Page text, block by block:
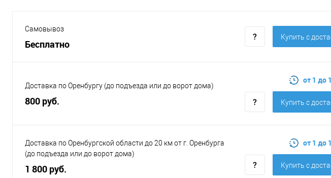
Самовывоз
Бесплатно
Купить c
Доставка по Оренбургу (до подъезда или до ворот дома)
800 руб.
от 1 до
Купить c
Доставка по Оренбургской области до 20 км от г. Оренбурга
(до подъезда или до ворот дома)
1 800 руб.
от 1 до
Купить c